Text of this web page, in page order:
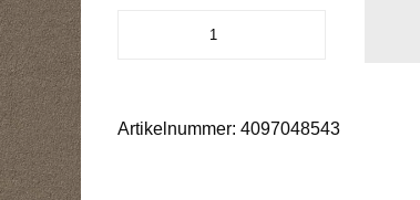
Artikelnummer:4097048543